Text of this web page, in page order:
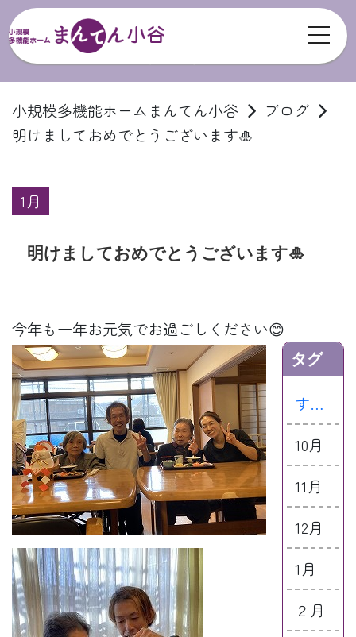
小規模多機能ホームまんてん小谷
ブログ
明けましておめでとうございます🎍
1月
明けましておめでとうございます🎍
今年も一年お元気でお過ごしください😊
タグ
すべて
10月
11月
12月
1月
２月